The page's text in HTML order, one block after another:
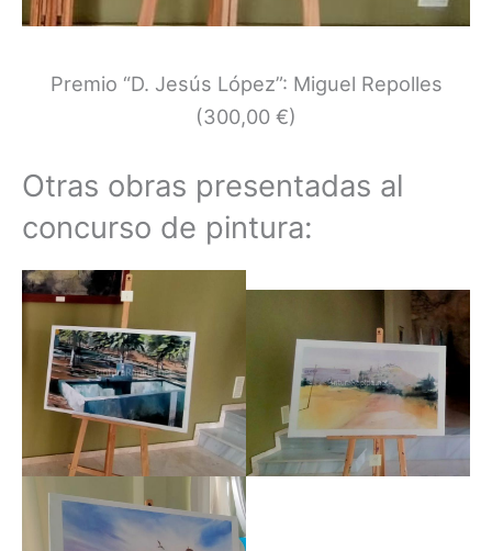
Premio “D. Jesús López”: Miguel Repolles
(300,00 €)
Otras obras presentadas al
concurso de pintura: